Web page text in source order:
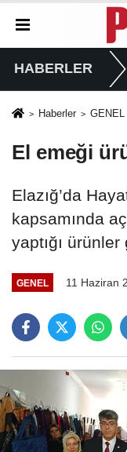
HABERLER
Haberler GENEL
El emeği
Elazığ’da
kapsamında
yaptığı
GENEL 11 Haziran